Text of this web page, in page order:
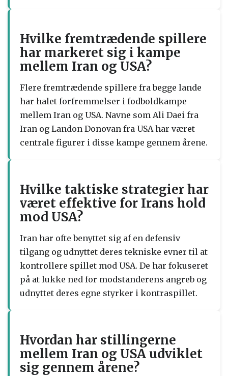
Hvilke fremtrædende spillere
har markeret sig i kampe
mellem Iran og USA?
Flere fremtrædende spillere fra begge lande
har halet forfremmelser i fodboldkampe
mellem Iran og USA. Navne som Ali Daei fra
Iran og Landon Donovan fra USA har været
centrale figurer i disse kampe gennem årene.
Hvilke taktiske strategier har
været effektive for Irans hold
mod USA?
Iran har ofte benyttet sig af en defensiv
tilgang og udnyttet deres tekniske evner til at
kontrollere spillet mod USA. De har fokuseret
på at lukke ned for modstanderens angreb og
udnyttet deres egne styrker i kontraspillet.
Hvordan har stillingerne
mellem Iran og USA udviklet
sig gennem årene?